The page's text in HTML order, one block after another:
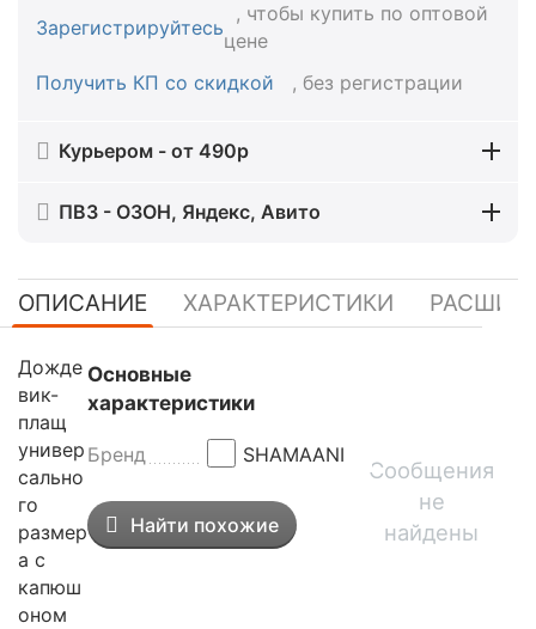
Зарегистрируйтесь
, чтобы купить по оптовой
цене
Получить КП со скидкой
, без регистрации
Курьером - от 490р
ПВЗ - ОЗОН, Яндекс, Авито
ОПИСАНИЕ ХАРАКТЕРИСТИКИ
Дожде
вик-
плащ
универ
сально
го
размер
а с
капюш
оном
Основные
характеристики
Бренд SHAMAANI
Найти похожие
Сообщения
не
найдены